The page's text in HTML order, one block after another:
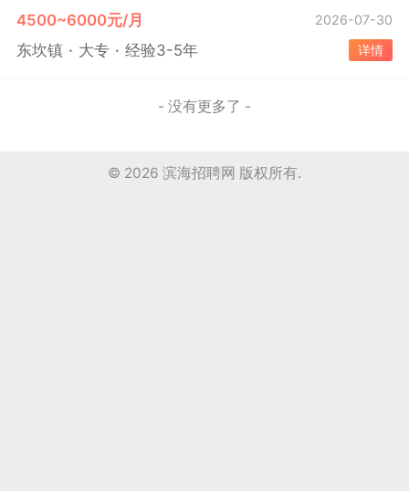
4500~6000元/月 2026-07-30
东坎镇 大专 经验3-5年 详情
- 没有更多了 -
© 2026 滨海招聘网 版权所有.